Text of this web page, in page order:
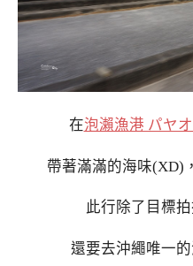
在泡瀨漁港 パヤ
帶著滿滿的海味(XD)
此行除了目標
還要去沖繩唯一